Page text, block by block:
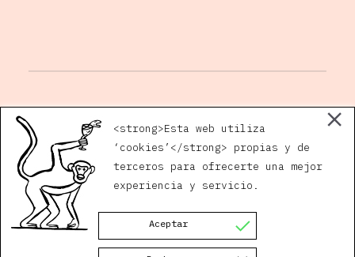
Tienda Jugo
Plaza San Andrés, 5
14002 Córdoba
Gaby:
630 171 632
Javi:629 378 895
Instagram
Facebook
<strong>Esta web utiliza
‘cookies’</strong> propias y de
terceros para ofrecerte una mejor
experiencia y servicio.
Aceptar